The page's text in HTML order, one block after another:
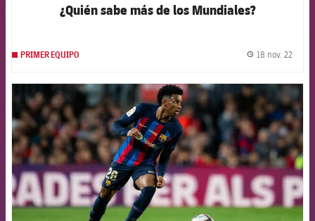
¿Quién sabe más de los Mundiales?
PRIMER EQUIPO 18 nov. 22
FCB Barcelona badge